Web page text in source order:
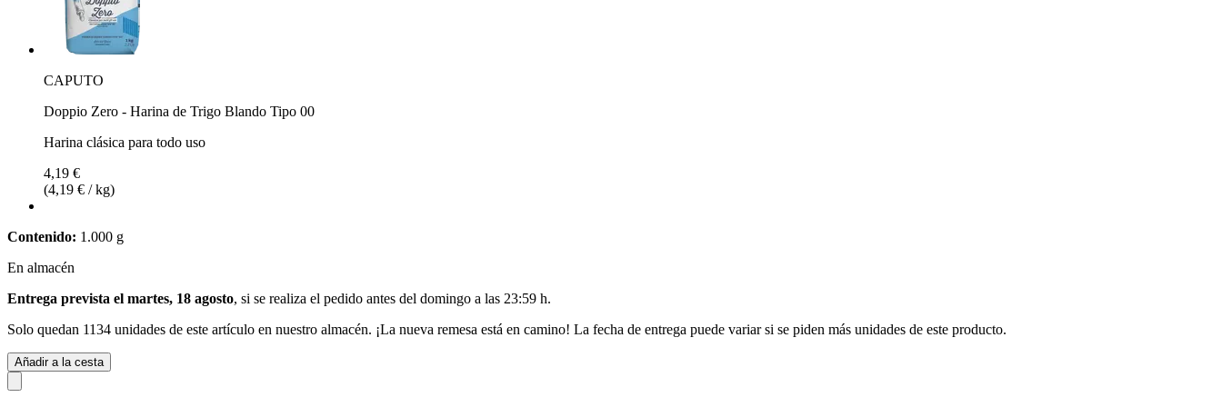
CAPUTO
Doppio Zero - Harina de Trigo Blando Tipo 00
Harina clásica para todo uso
4,19 €
(4,19 € / kg)
Contenido: 1.000 g
En almacén
Entrega prevista el martes, 18 agosto, si se realiza el pedido antes del domingo a las 23:59 h.
Solo quedan 1134 unidades de este artículo en nuestro almacén. ¡La nueva remesa está en camino! La fecha de entrega puede variar si se piden más unidades de este producto.
Añadir a la cesta